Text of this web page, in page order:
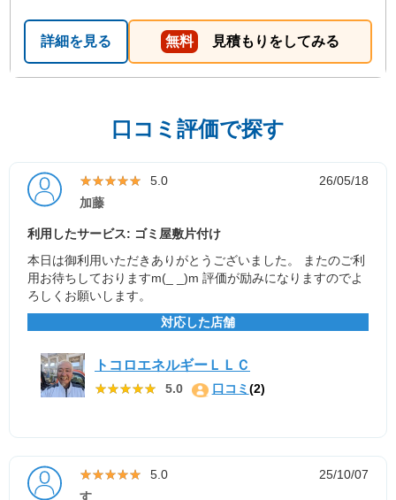
詳細を見る 無料 見積もりをしてみる
口コミ評価で探す
★★★★★
★★★★★ 5.0
26/05/18
加藤
利用したサービス: ゴミ屋敷片付け
本日は御利用いただきありがとうございました。 またのご利
用お待ちしておりますm(_ _)m 評価が励みになりますのでよ
ろしくお願いします。
対応した店舗
トコロエネルギーＬＬＣ
★★★★★
★★★★★ 5.0 口コミ(2)
★★★★★
★★★★★ 5.0
25/10/07
す